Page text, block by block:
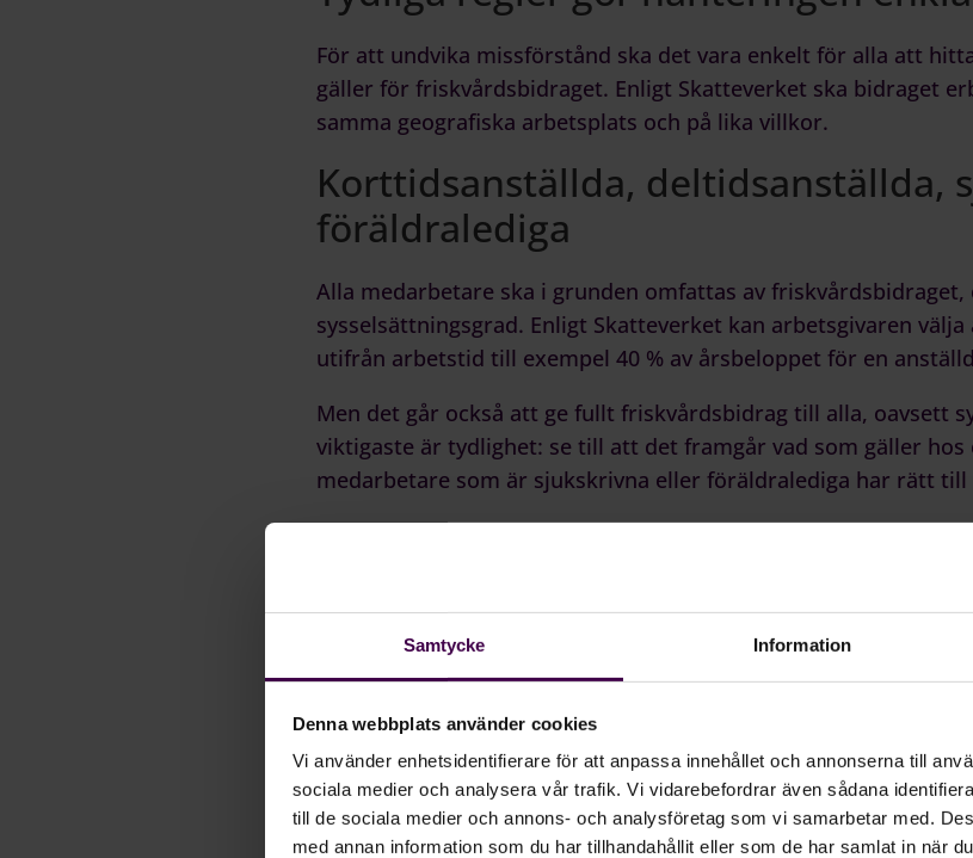
Samtycke Information
Denna webbplats använder cookies
Vi använder enhetsidentifierare för att anpassa innehållet och annonserna till
sociala medier och analysera vår trafik. Vi vidarebefordrar även sådana
till de sociala medier och annons- och analysföretag som vi samarbetar med.
med annan information som du har tillhandahållit eller som de har samlat in när
För att undvika missförstånd ska det vara enkelt för alla att
gäller för friskvårdsbidraget. Enligt Skatteverket ska bidraget
samma geografiska arbetsplats och på lika villkor.
Korttidsanställda, deltidsanställda,
föräldralediga
Alla medarbetare ska i grunden omfattas av
sysselsättningsgrad. Enligt Skatteverket kan arbetsgivaren
utifrån arbetstid till exempel 40 % av årsbeloppet för en
Men det går också att ge fullt friskvårdsbidrag till alla, oavsett
viktigaste är tydlighet: se till att det framgår vad som gäller
medarbetare som är sjukskrivna eller föräldralediga har rätt till
att göra avslutningen på året lite smidigare. En enkel